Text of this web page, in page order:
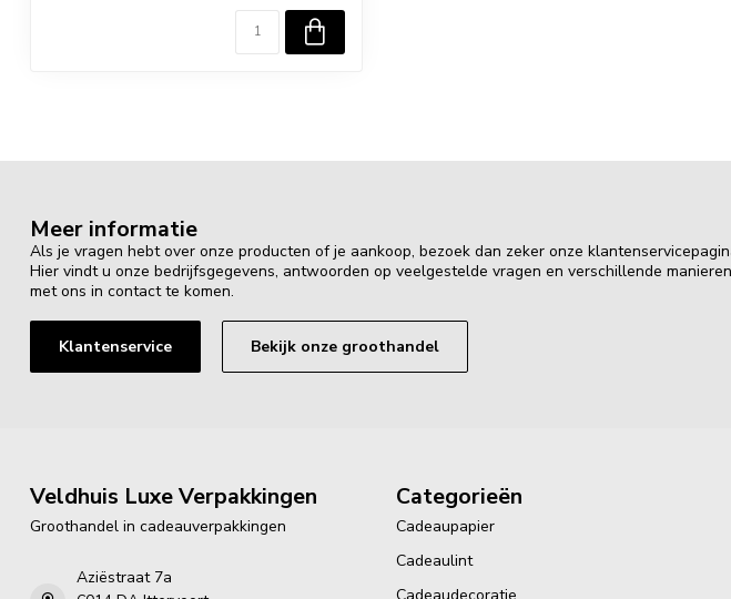
Meer informatie
Als je vragen hebt over onze producten of je aankoop, bezoek dan zeker onze
Hier vindt u onze bedrijfsgegevens, antwoorden op veelgestelde vragen en verschillende
met ons in contact te komen.
Klantenservice Bekijk onze groothandel
Veldhuis Luxe Verpakkingen
Groothandel in cadeauverpakkingen
Aziëstraat 7a
Categorieën
Cadeaupapier
Cadeaulint